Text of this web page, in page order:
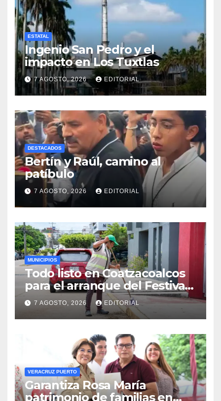
ESTATAL
Ingenio San Pedro y el
impacto en Los Tuxtlas
7 AGOSTO, 2026 EDITORIAL
DESTACADOS
Bertín y Raúl, camino al
patíbulo
7 AGOSTO, 2026 EDITORIAL
MUNICIPIOS
Todo listo en Coatzacoalcos
para el arranque del Festival
del Mar 2026
7 AGOSTO, 2026 EDITORIAL
VERACRUZ PUERTO
Garantiza Rosa María
patrimonio de familias en